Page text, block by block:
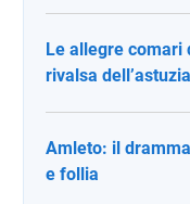
Le allegre comari
rivalsa
Amleto: il
e follia